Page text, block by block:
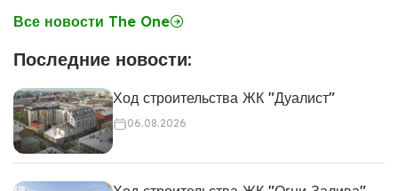
Все новости The One
Последние новости:
Ход строительства ЖК "Дуалист"
06.08.2026